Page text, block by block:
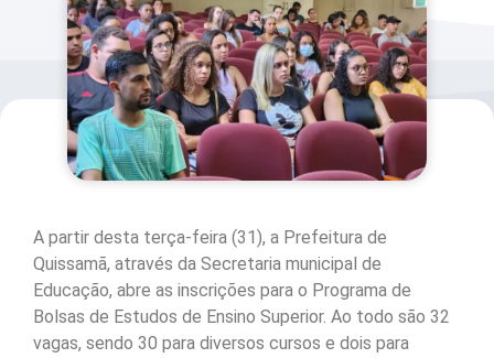
A partir desta terça-feira (31), a Prefeitura de
Quissamã, através da Secretaria municipal de
Educação, abre as inscrições para o Programa de
Bolsas de Estudos de Ensino Superior. Ao todo são 32
vagas, sendo 30 para diversos cursos e dois para